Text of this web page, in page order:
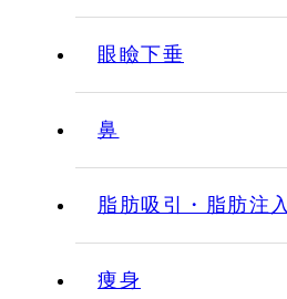
眼瞼下垂
鼻
脂肪吸引・脂肪注入
痩身